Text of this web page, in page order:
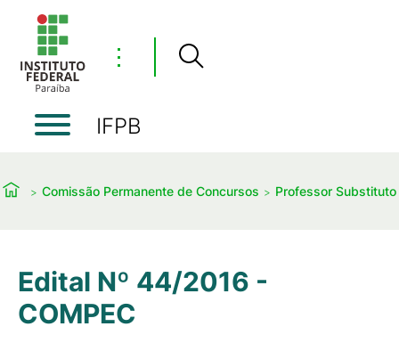
⋮
IFPB
Comissão Permanente de Concursos Professor Substituto
Edital Nº 44/2016 -
COMPEC